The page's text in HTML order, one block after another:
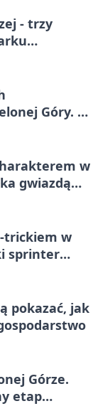
- trzy
Góry. To
w
gwiazdą
trickiem w
sprinter
pokazać, jak
Górze.
etap